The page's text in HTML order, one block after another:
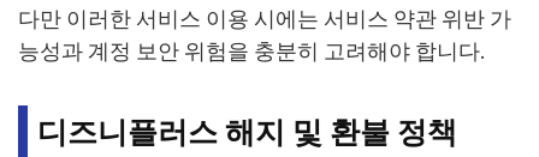
다만 이러한 서비스 이용 시에는 서비스 약관 위반 가
능성과 계정 보안 위험을 충분히 고려해야 합니다.
디즈니플러스 해지 및 환불 정책